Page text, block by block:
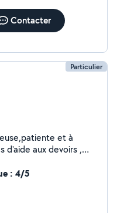
Contacter
Particulier
et à
d'aide aux devoirs ,
les familles je sais
Je suis ponctuelle
. Je fais aussi
: 4/5